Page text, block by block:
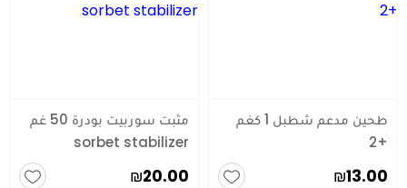
طحين مدعم شطبل 1 كغم
+2
₪13.00
مثبت سوربيت بودرة 50 غم
sorbet stabilizer
₪20.00